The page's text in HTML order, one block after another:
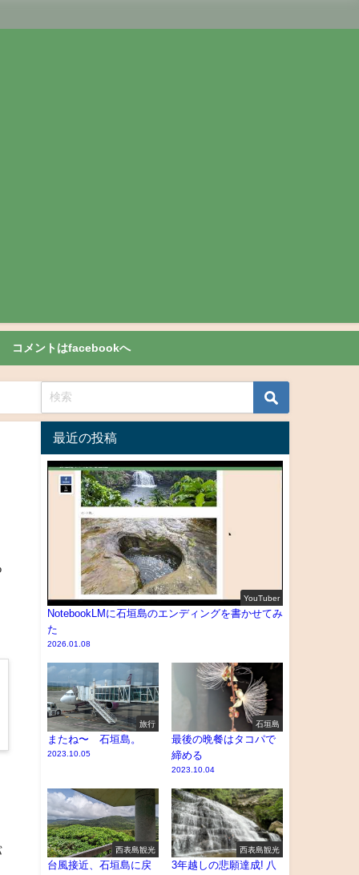
コメントはfacebookへ
最近の投稿
YouTuber
NotebookLMに石垣島のエンディングを書かせてみ
た
2026.01.08
旅行
またね〜 石垣島。
2023.10.05
石垣島
最後の晩餐はタコパで
締める
2023.10.04
西表島観光
台風接近、石垣島に戻
西表島観光
3年越しの悲願達成! 八